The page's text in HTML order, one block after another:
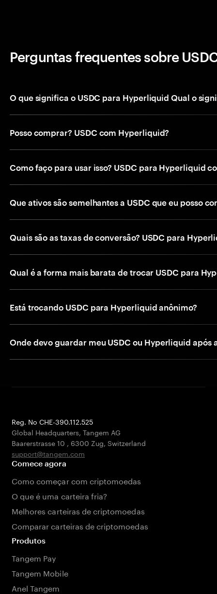
Perguntas frequentes sobre
O que significa o USDC para Hyperliquid Qual o
Posso comprar? USDC com Hyperliquid?
Como faço para usar isso? USDC para Hyperliquid
Que ativos são semelhantes a USDC que eu posso
Quais são as taxas de conversão? USDC para
Qual é a forma mais barata de trocar USDC para
Está trocando USDC para Hyperliquid anônimo?
Onde devo guardar meu USDC ou Hyperliquid após
Reg. No CHE-390.112.525
Global Headquarters, Tangem AG
Baarerstrasse 10 , 6300 Zug, Switzerland
support@tangem.com
Comece agora
Como começar com criptomoedas
O que é uma carteira fria?
Melhores carteiras de criptomoedas
Comparar carteiras de criptomoedas
Produtos
Tangem Pay
Tangem Mobile
Anel Tangem